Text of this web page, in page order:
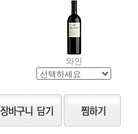
와인